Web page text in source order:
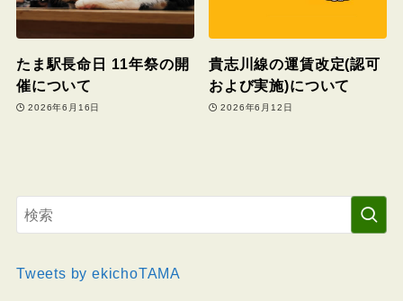
たま駅長命日 11年祭の開
催について
2026年6月16日
貴志川線の運賃改定(認可
および実施)について
2026年6月12日
Tweets by ekichoTAMA